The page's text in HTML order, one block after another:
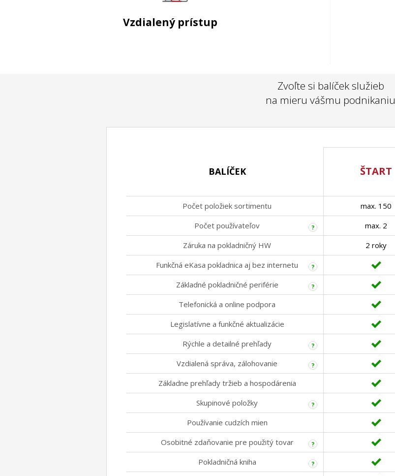
Vzdialený prístup
Zvoľte si balíček služieb
na mieru vášmu podnikaniu
BALÍČEK
Počet položiek sortimentu
Počet používateľov
?
Záruka na pokladničný HW
Funkčná eKasa pokladnica aj bez internetu
?
Základné pokladničné periférie ?
Telefonická a online podpora
Legislatívne a funkčné aktualizácie
Rýchle a detailné prehľady
?
Vzdialená správa, zálohovanie ?
Základne prehľady tržieb a hospodárenia
Skupinové položky
?
Používanie cudzích mien
Osobitné zdaňovanie pre použitý tovar
?
Pokladničná kniha ?
ŠTART
max. 150
max. 2
2 roky